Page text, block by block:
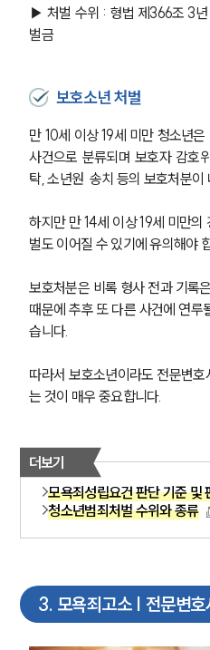
▶ 처벌 수위 : 형법 제366조 3
벌금
보호소년 처벌
만 10세 이상 19세 미만 청소년
사건으로 분류되며 보호자 감호
탁, 소년원  송치 등의 보호처분이
하지만 만 14세 이상 19세 미만
벌도 이어질 수 있기에 유의해야
보호처분은 비록 형사 전과 기록
때문에 추후 또 다른 사건에 연루
습니다.
따라서 보호소년이라도 전문변
는 것이 매우 중요합니다.
더보기
모욕죄성립요건 판단 기준 및
청소년범죄처벌 수위와 종류
3. 모욕죄고소 | 전문변